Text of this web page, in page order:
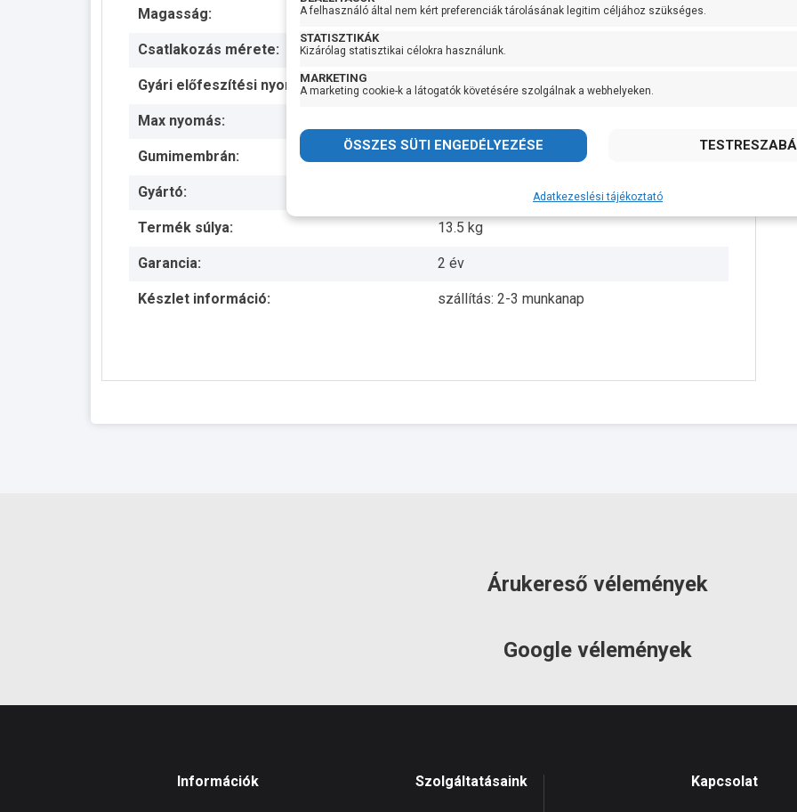
Magasság: 849 mm
Csatlakozás mérete: 1 coll
Gyári előfeszítési nyomás: 1,5 bar
Max nyomás:
Gumimembrán:
Gyártó:
Termék súlya: 13.5 kg
Garancia: 2 év
Készlet információ: szállítás: 2-3 munkanap
Árukereső vélemények
Google vélemények
Információk Szolgáltatásaink Kapcsolat
A felhasználó által nem kért preferenciák tárolásának legitim céljához szükséges.
STATISZTIKÁK
Kizárólag statisztikai célokra használunk.
MARKETING
A marketing cookie-k a látogatók követésére szolgálnak a webhelyeken.
Adatkezeslési tájékoztató